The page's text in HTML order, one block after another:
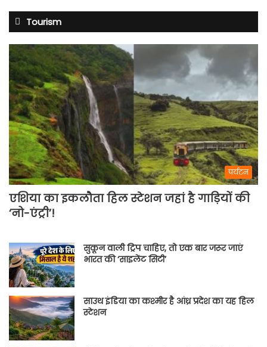
Tourism
पर्यटन
एशिया का इकलौता हिल स्टेशन जहां है गाड़ियों की
‘नो-एंट्री’!
सुकून वाली ट्रिप चाहिए, तो एक बार जरूर जाएं
भारत की ‘साइलेंट सिटी’
साउथ इंडिया का कश्मीर है आंध्र प्रदेश का यह हिल
स्टेशन